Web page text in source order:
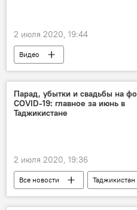
2 июля 2020, 19:44
Видео
Парад, убытки и свадьбы на
COVID-19: главное за июнь в
Таджикистане
2 июля 2020, 19:36
Все новости
Таджикистан
Общество
коронавирус